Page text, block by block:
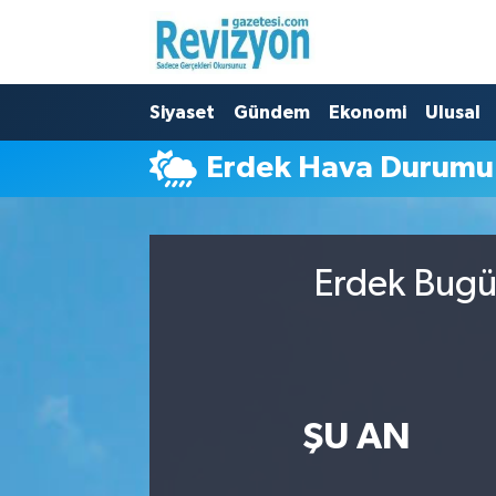
Siyaset Gündem Ekonomi Ulusal
Erdek Hava Durumu
Erdek
ŞU AN
Nöbetçi Eczaneler
Hava Durumu
Namaz Vakitleri